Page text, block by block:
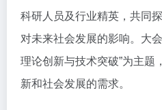
科研人员及行业精英，共同
对未来社会发展的影响。大
理论创新与技术突破”为主题
新和社会发展的需求。